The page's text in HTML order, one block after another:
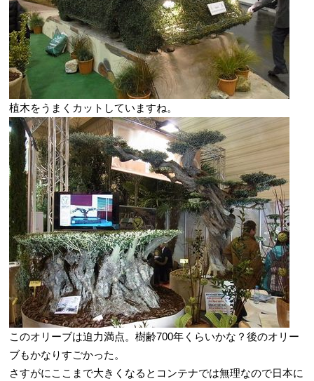
植木をうまくカットしていますね。
このオリーブは迫力満点。樹齢700年くらいかな？後のオリー
ブもかなりすごかった。
さすがにここまで大きくなるとコンテナでは無理なので日本に